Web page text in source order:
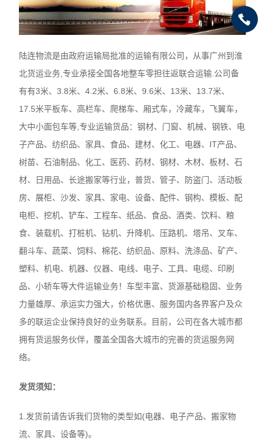
陆连物流是由政府运输局批准的运输有限公司，从事广州到淮
北货运业务,专业承接全国各地整车零担往返联合运输.公司备
有有3米、3.8米、4.2米、6.8米、9.6米、13米、13.7米、
17.5米平板车、高栏车、爬梯车、厢式车，冷藏车，飞翼车，
大中小面包车等,专业运输货品：钢材、门窗、机械、钢铁、电
子产品、纺织品、家具、食品、建材、化工、电器、IT产品、
树苗、石油制品、化工、医药、药材、钢材、木材、板材、石
材、日用品、长途搬家等行业，普货、管子、防盗门、活动板
房、展柜、沙发、家具、家电、设备、配件、钢构、模板、配
电柜、挖机、铲车、工程车、纸品、食品、酒类、饮料、粮
食、装载机、打桩机、钻机、升降机、压路机、塔吊、叉车、
翻斗车、蔬菜、饲料、棉花、纺织品、原料、洗涤品、矿产、
塑料、机电、机器、仪器、电线、电子、工具、电缆、印刷
品、小轿车等大件运输业务！车型丰富、货源基础稳固、业务
力量雄厚、承运实力强大，价格优惠、服务国内各界客户及众
多的联运企业保持良好的业务联系。目前，公司在各大城市都
拥有货运服务伙伴，覆盖全国各大城市的完善的货运服务网
络。
发货须知：
1.发货前请告诉我们货物的类型如(电器、电子产品、搬家物
流、家具、设备等)。